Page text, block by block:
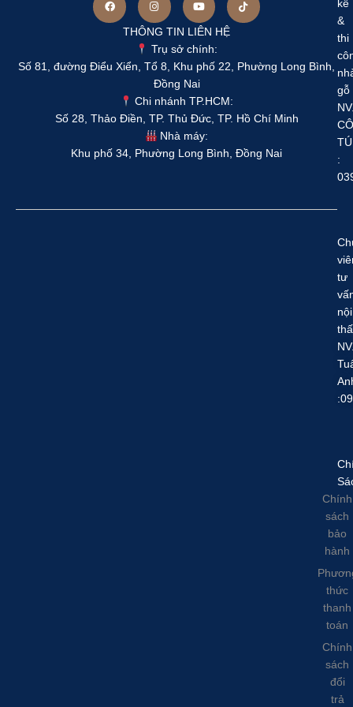
THÔNG TIN LIÊN HỆ
Trụ sở chính:
Số 81, đường Điểu Xiển, Tổ 8, Khu phố 22, Phường Long Bình,
Đồng Nai
Chi nhánh TP.HCM:
Số 28, Thảo Điền, TP. Thủ Đức, TP. Hồ Chí Minh
Nhà máy:
Khu phố 34, Phường Long Bình, Đồng Nai
kế
&
thi
gỗ
TÚ
:
tư
nội
Chính
sách
bảo
hành
thức
thanh
toán
Chính
sách
đổi
trả